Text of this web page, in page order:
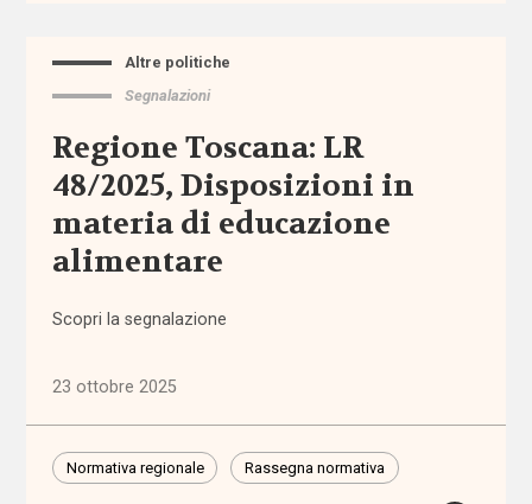
sociale
contro
povertà
Alleanza
alunni
stranieri
Altre politiche
Segnalazioni
Regione Toscana: LR
48/2025, Disposizioni in
materia di educazione
alimentare
Scopri la segnalazione
23 ottobre 2025
Normativa regionale Rassegna normativa